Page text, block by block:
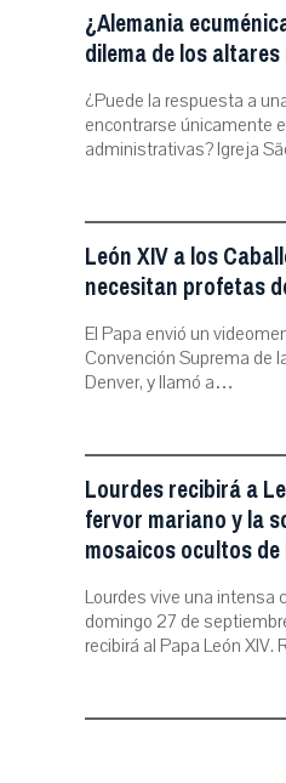
¿Alemania
dilema de los
¿Puede la respuesta a
encontrarse únicamente
administrativas? Igreja
León XIV a los
necesitan profetas
El Papa envió un
Convención Suprema de
Denver, y llamó a…
Lourdes recibirá a
fervor mariano y la
mosaicos ocultos
Lourdes vive una intensa
domingo 27 de
recibirá al Papa León